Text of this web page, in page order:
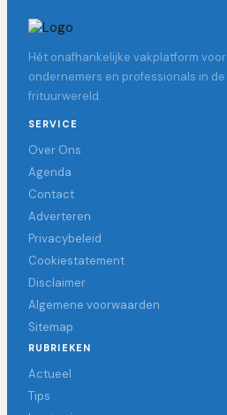
Hét onafhankelijke vakplatform voor
ondernemers en professionals in de
frituurwereld.
SERVICE
Over Ons
Agenda
Contact
Adverteren
Privacybeleid
Cookiestatement
Disclaimer
Algemene voorwaarden
Sitemap
RUBRIEKEN
Actueel
Tips